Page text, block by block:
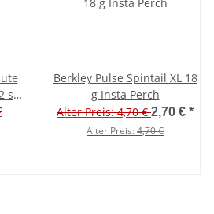
sec
Berkley Pulse Spintail XL 18
g Insta Perch
Alter Preis: 4,70 €2,70 € *
Alter Preis:4,70 €